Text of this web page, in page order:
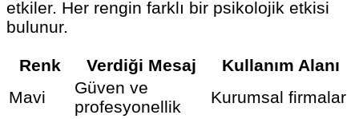
etkiler. Her rengin farklı bir psikolojik etkisi
bulunur.
Renk Verdiği Mesaj
Kullanım Alanı
Mavi
Güven ve
profesyonellik
Kurumsal firmalar